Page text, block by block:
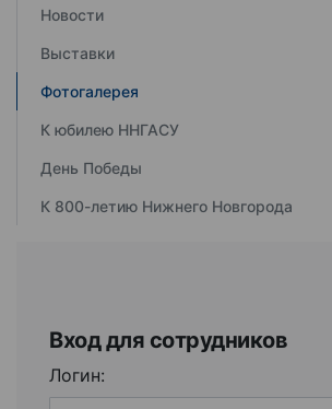
Новости
Выставки
Фотогалерея
К юбилею ННГАСУ
День Победы
К 800-летию Нижнего Новгорода
Вход для сотрудников
Логин: